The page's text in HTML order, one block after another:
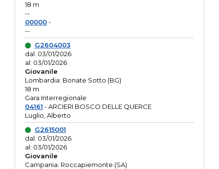
18 m
--
00000-
--
G2604003
dal: 03/01/2026
al: 03/01/2026
Giovanile
Lombardia: Bonate Sotto (BG)
18 m
Gara Interregionale
04161 - ARCIERI BOSCO DELLE QUERCE
Luglio, Alberto
G2615001
dal: 03/01/2026
al: 03/01/2026
Giovanile
Campania: Roccapiemonte (SA)